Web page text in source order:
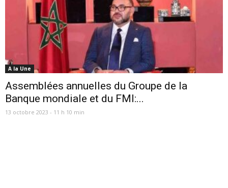
A la Une
Assemblées annuelles du Groupe de la
Banque mondiale et du FMI:...
13 octobre 2023 - 11 h 10 min